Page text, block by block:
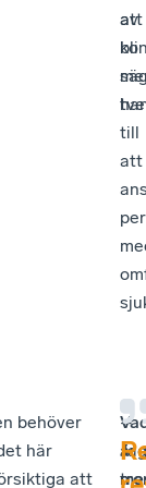
att
bli
till
att
av
behöver
här
att
är
–
Jag